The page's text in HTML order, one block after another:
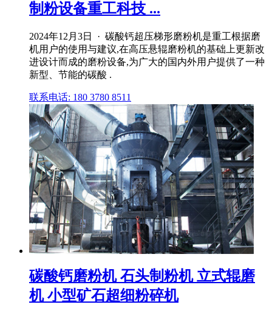
制粉设备重工科技 ...
2024年12月3日 · 碳酸钙超压梯形磨粉机是重工根据磨
机用户的使用与建议,在高压悬辊磨粉机的基础上更新改
进设计而成的磨粉设备,为广大的国内外用户提供了一种
新型、节能的碳酸 .
联系电话: 180 3780 8511
碳酸钙磨粉机 石头制粉机 立式辊磨
机 小型矿石超细粉碎机